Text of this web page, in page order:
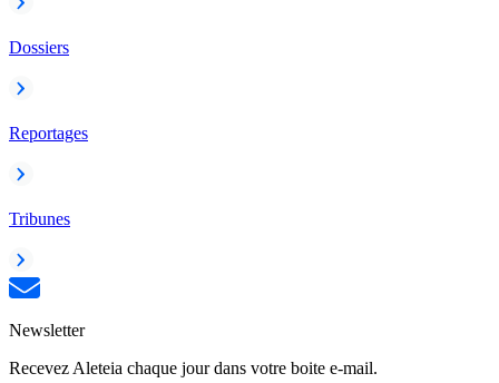
Dossiers
Reportages
Tribunes
Newsletter
Recevez Aleteia chaque jour dans votre boite e-mail.